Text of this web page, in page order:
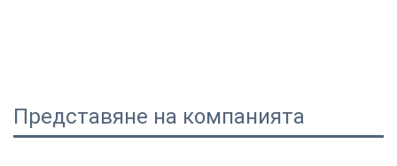
Представяне на компанията